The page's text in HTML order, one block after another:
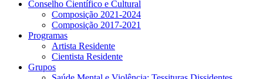
Conselho Científico e Cultural
Composição 2021-2024
Composição 2017-2021
Programas
Artista Residente
Cientista Residente
Grupos